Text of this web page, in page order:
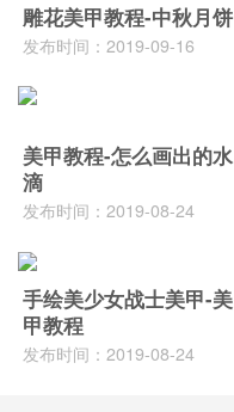
雕花美甲教程-中秋月饼
发布时间：2019-09-16
美甲教程-怎么画出的水
滴
发布时间：2019-08-24
手绘美少女战士美甲-美
甲教程
发布时间：2019-08-24